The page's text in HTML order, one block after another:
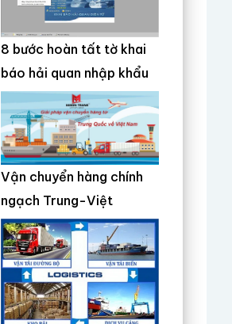
8 bước hoàn tất tờ khai
báo hải quan nhập khẩu
Vận chuyển hàng chính
ngạch Trung-Việt